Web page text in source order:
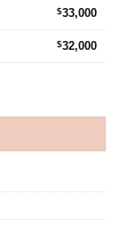
$33,000
$32,000